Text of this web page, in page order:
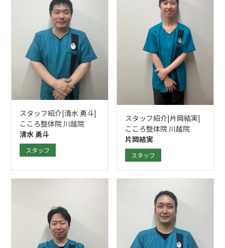
スタッフ紹介|清水 勇斗|
こころ整体院 川越院
清水 勇斗
スタッフ
スタッフ紹介|片岡結実|
こころ整体院 川越院
片岡結実
スタッフ